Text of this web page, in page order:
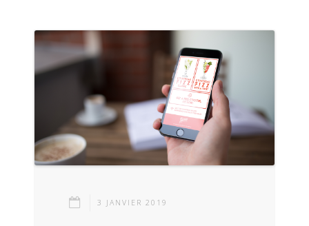
3 JANVIER 2019